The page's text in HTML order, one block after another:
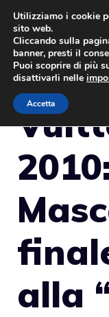
Vai
contenuto
alla
Utilizziamo i cookie
sito web.
Cliccando sulla
banner, presti il
Puoi scoprire di più
disattivarli nelle
Accetta